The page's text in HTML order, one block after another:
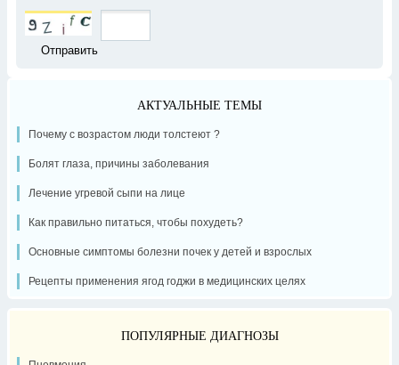
АКТУАЛЬНЫЕ ТЕМЫ
Почему с возрастом люди толстеют ?
Болят глаза, причины заболевания
Лечение угревой сыпи на лице
Как правильно питаться, чтобы похудеть?
Основные симптомы болезни почек у детей и взрослых
Рецепты применения ягод годжи в медицинских целях
ПОПУЛЯРНЫЕ ДИАГНОЗЫ